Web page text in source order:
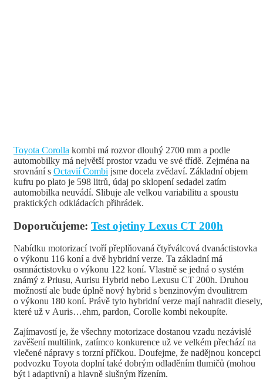
Toyota Corolla kombi má rozvor dlouhý 2700 mm a podle
automobilky má největší prostor vzadu ve své třídě. Zejména na
srovnání s Octavií Combi jsme docela zvědaví. Základní objem
kufru po plato je 598 litrů, údaj po sklopení sedadel zatím
automobilka neuvádí. Slibuje ale velkou variabilitu a spoustu
praktických odkládacích přihrádek.
Doporučujeme: Test ojetiny Lexus CT 200h
Nabídku motorizací tvoří přeplňovaná čtyřválcová dvanáctistovka
o výkonu 116 koní a dvě hybridní verze. Ta základní má
osmnáctistovku o výkonu 122 koní. Vlastně se jedná o systém
známý z Priusu, Aurisu Hybrid nebo Lexusu CT 200h. Druhou
možností ale bude úplně nový hybrid s benzinovým dvoulitrem
o výkonu 180 koní. Právě tyto hybridní verze mají nahradit diesely,
které už v Auris…ehm, pardon, Corolle kombi nekoupíte.
Zajímavostí je, že všechny motorizace dostanou vzadu nezávislé
zavěšení multilink, zatímco konkurence už ve velkém přechází na
vlečené nápravy s torzní příčkou. Doufejme, že nadějnou koncepci
podvozku Toyota doplní také dobrým odladěním tlumičů (mohou
být i adaptivní) a hlavně slušným řízením.